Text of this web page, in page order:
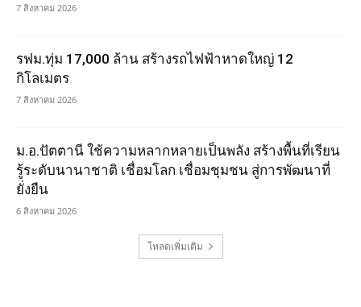
7 สิงหาคม 2026
รฟม.ทุ่ม 17,000 ล้าน สร้างรถไฟฟ้าหาดใหญ่ 12
กิโลเมตร
7 สิงหาคม 2026
ม.อ.ปัตตานี ใช้ความหลากหลายเป็นพลัง สร้างพื้นที่เรียน
รู้ระดับนานาชาติ เชื่อมโลก เชื่อมชุมชน สู่การพัฒนาที่
ยั่งยืน
6 สิงหาคม 2026
โหลดเพิ่มเติม